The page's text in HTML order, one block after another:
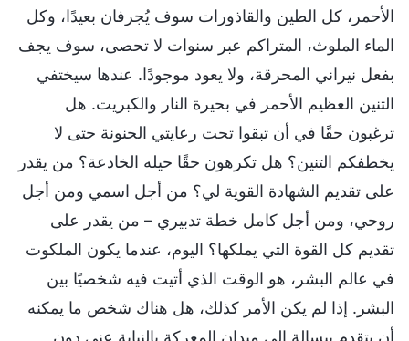
الأحمر، كل الطين والقاذورات سوف يُجرفان بعيدًا، وكل
الماء الملوث، المتراكم عبر سنوات لا تحصى، سوف يجف
بفعل نيراني المحرقة، ولا يعود موجودًا. عندها سيختفي
التنين العظيم الأحمر في بحيرة النار والكبريت. هل
ترغبون حقًا في أن تبقوا تحت رعايتي الحنونة حتى لا
يخطفكم التنين؟ هل تكرهون حقًا حيله الخادعة؟ من يقدر
على تقديم الشهادة القوية لي؟ من أجل اسمي ومن أجل
روحي، ومن أجل كامل خطة تدبيري – من يقدر على
تقديم كل القوة التي يملكها؟ اليوم، عندما يكون الملكوت
في عالم البشر، هو الوقت الذي أتيت فيه شخصيًا بين
البشر. إذا لم يكن الأمر كذلك، هل هناك شخص ما يمكنه
أن يتقدم ببسالة إلي ميدان المعركة بالنيابة عني دون